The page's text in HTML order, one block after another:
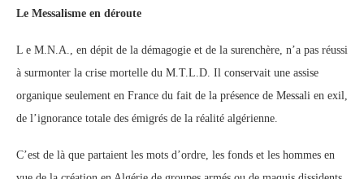
Le Messalisme en déroute
L e M.N.A., en dépit de la démagogie et de la surenchère, n’a pas réussi
à surmonter la crise mortelle du M.T.L.D. Il conservait une assise
organique seulement en France du fait de la présence de Messali en exil,
de l’ignorance totale des émigrés de la réalité algérienne.
C’est de là que partaient les mots d’ordre, les fonds et les hommes en